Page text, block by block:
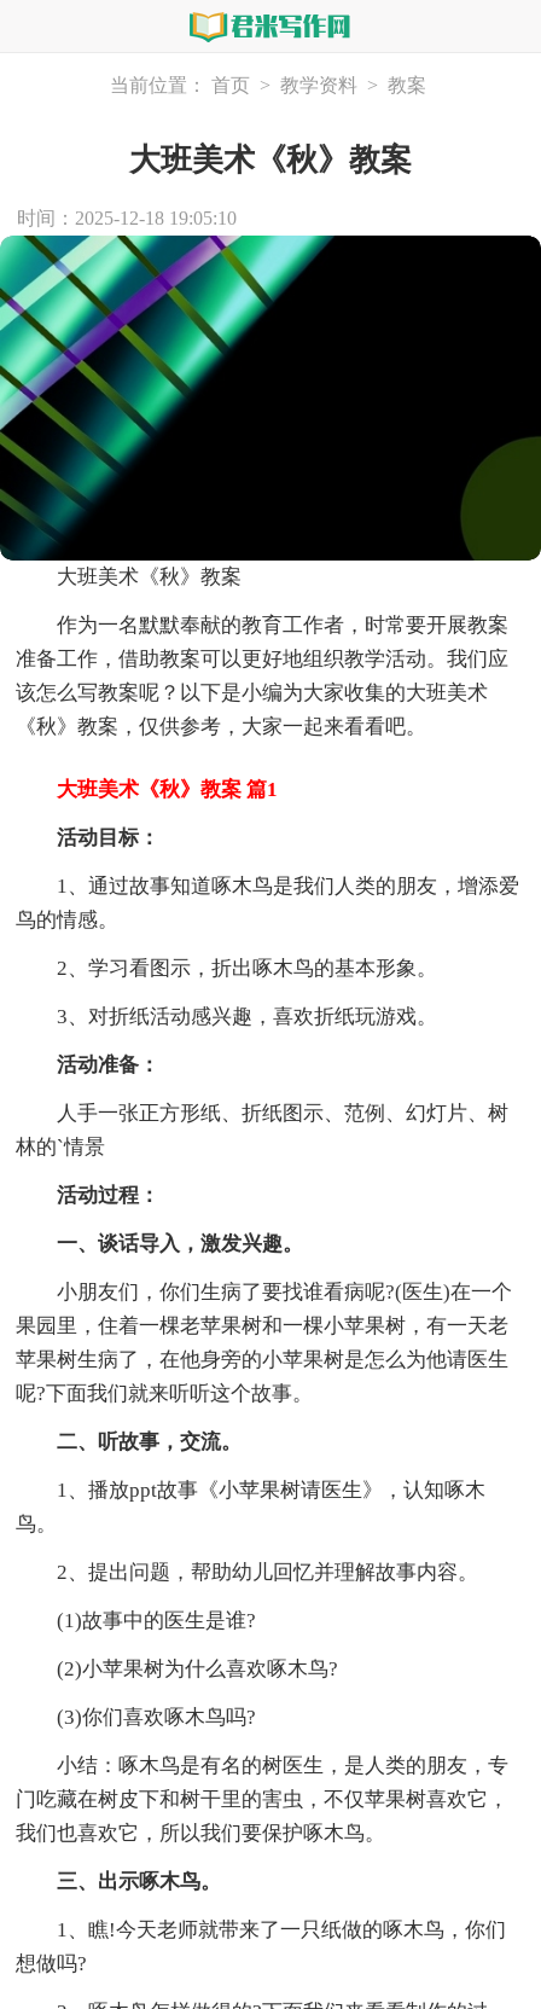
当前位置： 首页 > 教学资料 > 教案
大班美术《秋》教案
时间：2025-12-18 19:05:10
大班美术《秋》教案
作为一名默默奉献的教育工作者，时常要开展教案
准备工作，借助教案可以更好地组织教学活动。我们应
该怎么写教案呢？以下是小编为大家收集的大班美术
《秋》教案，仅供参考，大家一起来看看吧。
大班美术《秋》教案 篇1
活动目标：
1、通过故事知道啄木鸟是我们人类的朋友，增添爱
鸟的情感。
2、学习看图示，折出啄木鸟的基本形象。
3、对折纸活动感兴趣，喜欢折纸玩游戏。
活动准备：
人手一张正方形纸、折纸图示、范例、幻灯片、树
林的`情景
活动过程：
一、谈话导入，激发兴趣。
小朋友们，你们生病了要找谁看病呢?(医生)在一个
果园里，住着一棵老苹果树和一棵小苹果树，有一天老
苹果树生病了，在他身旁的小苹果树是怎么为他请医生
呢?下面我们就来听听这个故事。
二、听故事，交流。
1、播放ppt故事《小苹果树请医生》，认知啄木
鸟。
2、提出问题，帮助幼儿回忆并理解故事内容。
(1)故事中的医生是谁?
(2)小苹果树为什么喜欢啄木鸟?
(3)你们喜欢啄木鸟吗?
小结：啄木鸟是有名的树医生，是人类的朋友，专
门吃藏在树皮下和树干里的害虫，不仅苹果树喜欢它，
我们也喜欢它，所以我们要保护啄木鸟。
三、出示啄木鸟。
1、瞧!今天老师就带来了一只纸做的啄木鸟，你们
想做吗?